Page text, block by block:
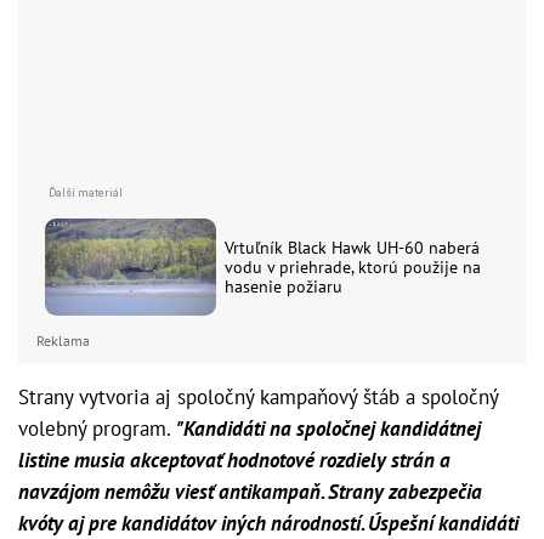
Vrtuľník Black Hawk UH-60 naberá
vodu v priehrade, ktorú použije na
hasenie požiaru
Reklama
Strany vytvoria aj spoločný kampaňový štáb a spoločný
volebný program. "Kandidáti na spoločnej kandidátnej
listine musia akceptovať hodnotové rozdiely strán a
navzájom nemôžu viesť antikampaň. Strany zabezpečia
kvóty aj pre kandidátov iných národností. Úspešní kandidáti